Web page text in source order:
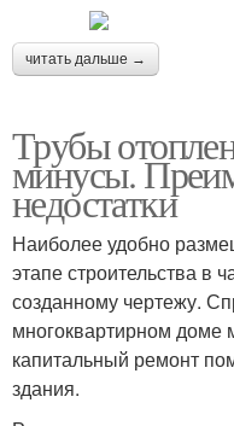
читать дальше →
Трубы
минусы.
недостатки
Наиболее удобно
этапе строительства в
созданному чертежу.
многоквартирном доме
капитальный ремонт
здания.